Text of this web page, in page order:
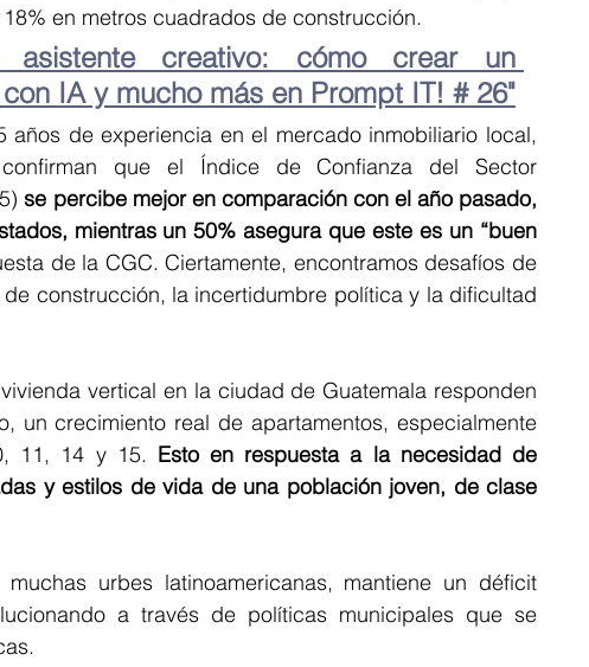
en metros cuadrados de construcción.
asistente creativo: cómo crear un
IA y mucho más en Prompt IT! # 26"
años de experiencia en el mercado inmobiliario local,
que el Índice de Confianza del Sector
se percibe mejor en comparación con el año pasado,
mientras un 50% asegura que este es un “buen
de la CGC. Ciertamente, encontramos desafíos de
construcción, la incertidumbre política y la dificultad
vertical en la ciudad de Guatemala responden
un crecimiento real de apartamentos, especialmente
11, 14 y 15. Esto en respuesta a la necesidad de
y estilos de vida de una población joven, de clase
urbes latinoamericanas, mantiene un déficit
a través de políticas municipales que se